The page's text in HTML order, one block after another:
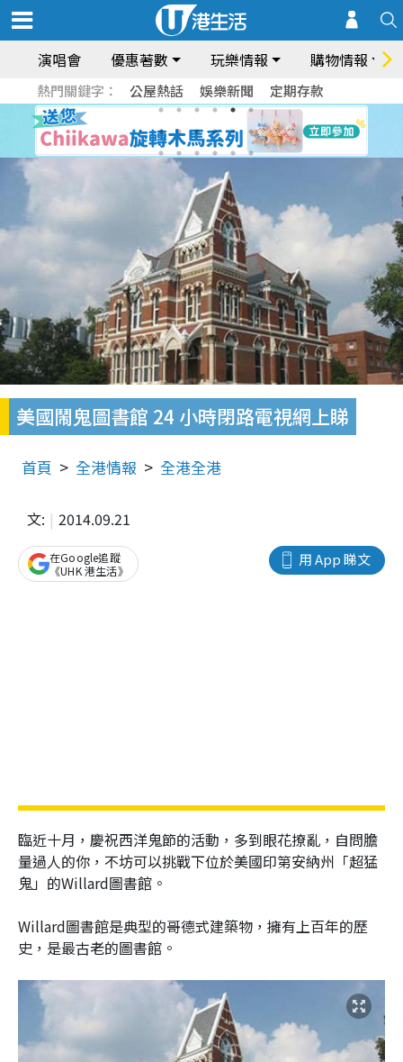
演唱會 優惠著數 玩樂情報 購物情報
熱門關鍵字： 公屋熱話 娛樂新聞 定期存款
美國鬧鬼圖書館 24 小時閉路電視網上睇
首頁 全港情報 全港全港
文: 2014.09.21
用 App 睇文
在Google追蹤
《UHK 港生活》
臨近十月，慶祝西洋鬼節的活動，多到眼花撩亂，自問膽
量過人的你，不坊可以挑戰下位於美國印第安納州「超猛
鬼」的Willard圖書館。
Willard圖書館是典型的哥德式建築物，擁有上百年的歷
史，是最古老的圖書館。